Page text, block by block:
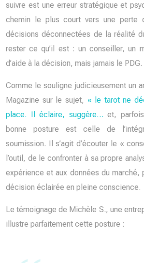
suivre est une erreur stratégique et
chemin le plus court vers une perte
décisions déconnectées de la réalité
rester ce qu’il est : un conseiller, un
d’aide à la décision, mais jamais le PDG.
Comme le souligne judicieusement un
Magazine sur le sujet, « le tarot ne
place. Il éclaire, suggère… et,
bonne posture est celle de
soumission. Il s’agit d’écouter le «
l’outil, de le confronter à sa propre
expérience et aux données du marché,
décision éclairée en pleine conscience.
Le témoignage de Michèle S., une
illustre parfaitement cette posture :